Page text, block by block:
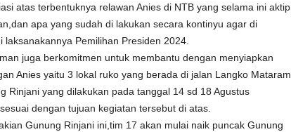
atas terbentuknya relawan Anies di NTB yang selama ini aktip
apa yang sudah di lakukan secara kontinyu agar di
Pemilihan Presiden 2024.
juga berkomitmen untuk membantu dengan menyiapkan
Anies yaitu 3 lokal ruko yang berada di jalan Langko Mataram.
Rinjani yang dilakukan pada tanggal 14 sd 18 Agustus
dengan tujuan kegiatan tersebut di atas.
Gunung Rinjani ini,tim 17 akan mulai naik puncak Gunung